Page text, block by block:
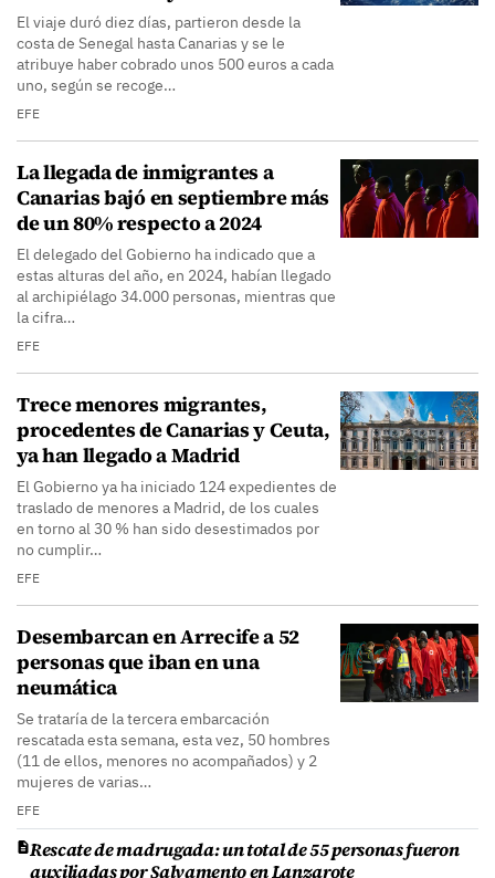
El viaje duró diez días, partieron desde la
costa de Senegal hasta Canarias y se le
atribuye haber cobrado unos 500 euros a cada
uno, según se recoge…
EFE
La llegada de inmigrantes a
Canarias bajó en septiembre más
de un 80% respecto a 2024
El delegado del Gobierno ha indicado que a
estas alturas del año, en 2024, habían llegado
al archipiélago 34.000 personas, mientras que
la cifra…
EFE
Trece menores migrantes,
procedentes de Canarias y Ceuta,
ya han llegado a Madrid
El Gobierno ya ha iniciado 124 expedientes de
traslado de menores a Madrid, de los cuales
en torno al 30 % han sido desestimados por
no cumplir…
EFE
Desembarcan en Arrecife a 52
personas que iban en una
neumática
Se trataría de la tercera embarcación
rescatada esta semana, esta vez, 50 hombres
(11 de ellos, menores no acompañados) y 2
mujeres de varias…
EFE
Rescate de madrugada: un total de 55 personas fueron
auxiliadas por Salvamento en Lanzarote